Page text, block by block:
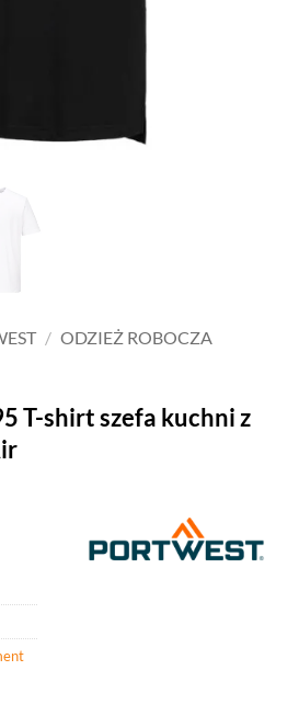
/ ODZIEŻ ROBOCZA
T-shirt szefa kuchni z